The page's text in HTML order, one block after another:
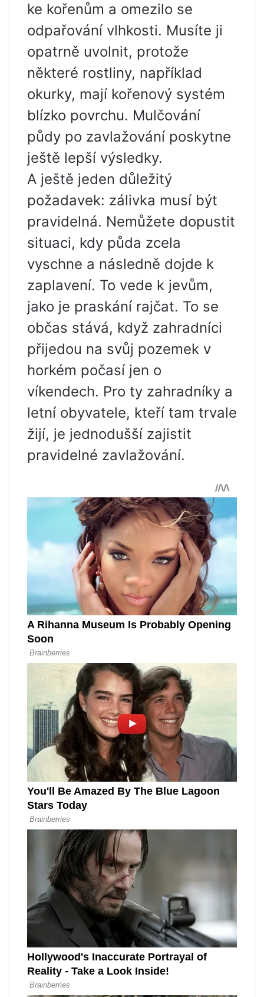
ke kořenům a omezilo se
odpařování vlhkosti. Musíte ji
opatrně uvolnit, protože
některé rostliny, například
okurky, mají kořenový systém
blízko povrchu. Mulčování
půdy po zavlažování poskytne
ještě lepší výsledky.
A ještě jeden důležitý
požadavek: zálivka musí být
pravidelná. Nemůžete dopustit
situaci, kdy půda zcela
vyschne a následně dojde k
zaplavení. To vede k jevům,
jako je praskání rajčat. To se
občas stává, když zahradníci
přijedou na svůj pozemek v
horkém počasí jen o
víkendech. Pro ty zahradníky a
letní obyvatele, kteří tam trvale
žijí, je jednodušší zajistit
pravidelné zavlažování.